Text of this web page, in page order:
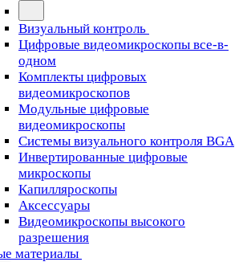
Визуальный контроль
Цифровые видеомикроскопы все-в-
одном
Комплекты цифровых
видеомикроскопов
Модульные цифровые
видеомикроскопы
Cистемы визуального контроля BGA
Инвертированные цифровые
микроскопы
Капилляроскопы
Аксессуары
Видеомикроскопы высокого
разрешения
материалы